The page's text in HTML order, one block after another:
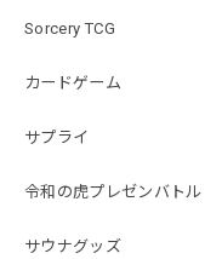
Sorcery TCG
カードゲーム
サプライ
令和の虎プレゼンバトル
サウナグッズ